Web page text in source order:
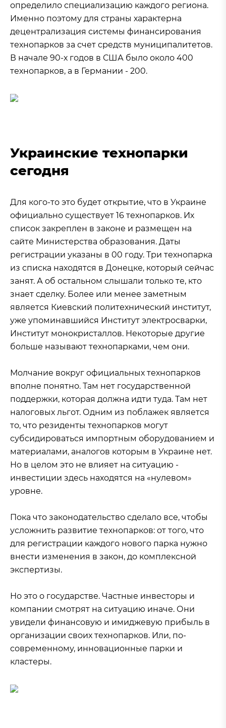
определило специализацию каждого региона.
Именно поэтому для страны характерна
децентрализация системы финансирования
технопарков за счет средств муниципалитетов.
В начале 90-х годов в США было около 400
технопарков, а в Германии - 200.
Украинские технопарки
сегодня
Для кого-то это будет открытие, что в Украине
официально существует 16 технопарков. Их
список закреплен в законе и размещен на
сайте Министерства образования. Даты
регистрации указаны в 00 году. Три технопарка
из списка находятся в Донецке, который сейчас
занят. А об остальном слышали только те, кто
знает сделку. Более или менее заметным
является Киевский политехнический институт,
уже упоминавшийся Институт электросварки,
Институт монокристаллов. Некоторые другие
больше называют технопарками, чем они.
Молчание вокруг официальных технопарков
вполне понятно. Там нет государственной
поддержки, которая должна идти туда. Там нет
налоговых льгот. Одним из поблажек является
то, что резиденты технопарков могут
субсидироваться импортным оборудованием и
материалами, аналогов которым в Украине нет.
Но в целом это не влияет на ситуацию -
инвестиции здесь находятся на «нулевом»
уровне.
Пока что законодательство сделало все, чтобы
усложнить развитие технопарков: от того, что
для регистрации каждого нового парка нужно
внести изменения в закон, до комплексной
экспертизы.
Но это о государстве. Частные инвесторы и
компании смотрят на ситуацию иначе. Они
увидели финансовую и имиджевую прибыль в
организации своих технопарков. Или, по-
современному, инновационные парки и
кластеры.